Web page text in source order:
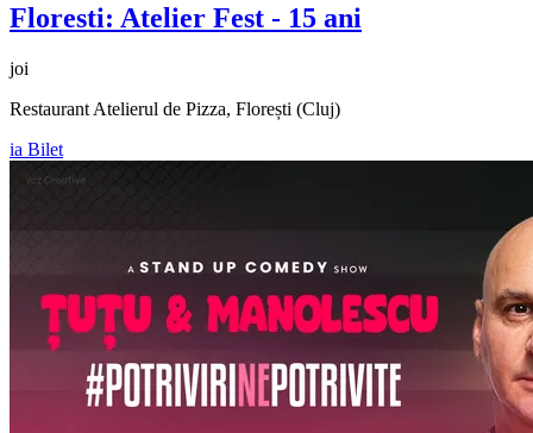
Floresti: Atelier Fest - 15 ani
joi
Restaurant Atelierul de Pizza, Florești (Cluj)
ia Bilet